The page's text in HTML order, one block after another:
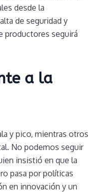
desde la
de seguridad y
productores seguirá
a la
y pico, mientras otros
No podemos seguir
insistió en que la
pasa por políticas
en innovación y un